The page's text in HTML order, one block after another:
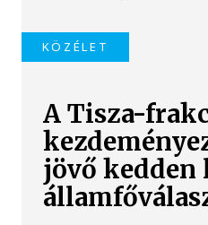
KÖZÉLET
A Tisza-
jövő kedden